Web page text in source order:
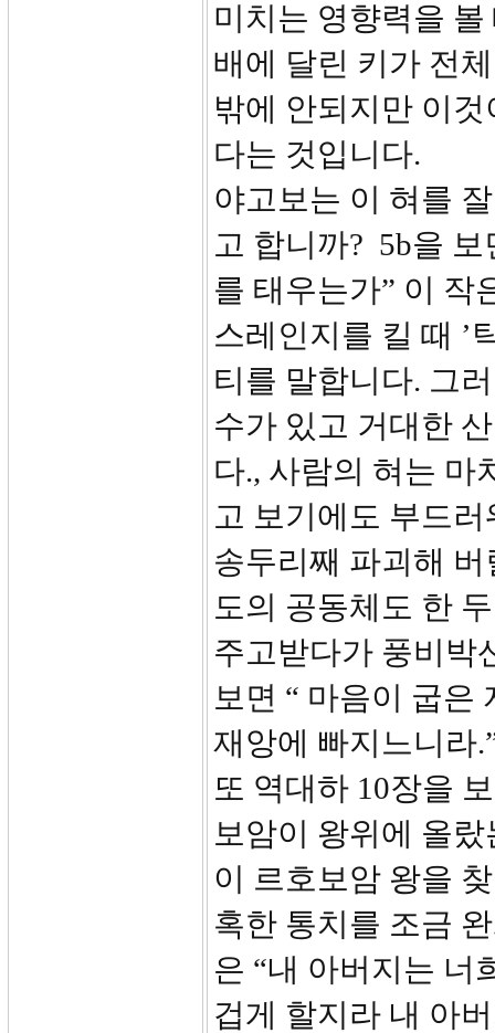
미치는 영향력을
배에 달린 키가 전
밖에 안되지만 이
다는 것입니다.
야고보는 이 혀를
고 합니까? 5b을
를 태우는가” 이 작
스레인지를 킬 때 ’
티를 말합니다. 그
수가 있고 거대한
다., 사람의 혀는 마
고 보기에도 부드
송두리째 파괴해
도의 공동체도 한
주고받다가 풍비박
보면 “ 마음이 굽은
재앙에 빠지느니라
또 역대하 10장을
보암이 왕위에 올
이 르호보암 왕을
혹한 통치를 조금
은 “내 아버지는 너
겁게 할지라 내 아